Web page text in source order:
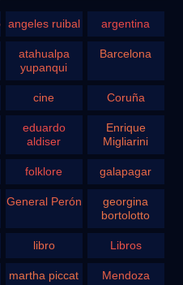
angeles ruibal argentina
atahualpa
yupanqui
Barcelona
cine Coruña
eduardo
aldiser
Enrique
Migliarini
folklore galapagar
General Perón
georgina
bortolotto
libro Libros
martha piccat Mendoza